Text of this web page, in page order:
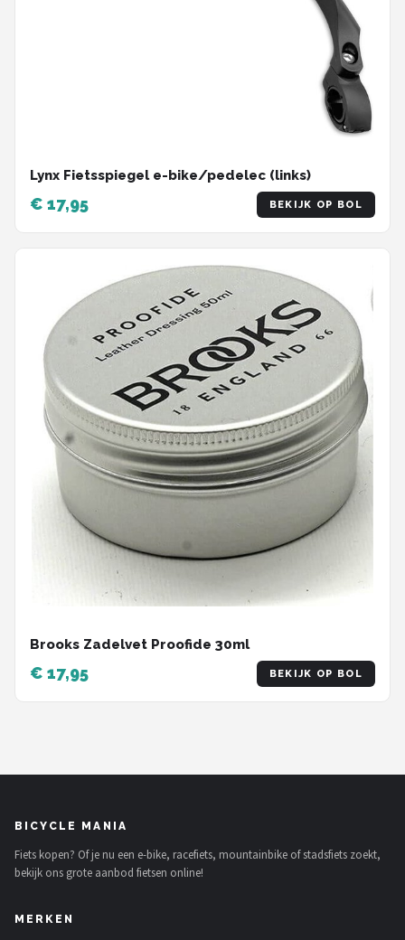
Lynx Fietsspiegel e-bike/pedelec (links)
€ 17,95 BEKIJK OP BOL
Brooks Zadelvet Proofide 30ml
€ 17,95 BEKIJK OP BOL
BICYCLE MANIA
Fiets kopen? Of je nu een e-bike, racefiets, mountainbike of stadsfiets zoekt,
bekijk ons grote aanbod fietsen online!
MERKEN